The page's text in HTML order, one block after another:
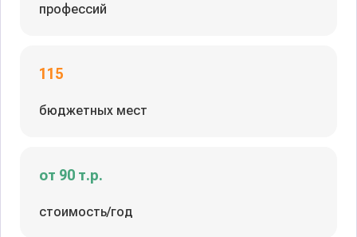
профессий
115
бюджетных мест
от 90 т.р.
стоимость/год